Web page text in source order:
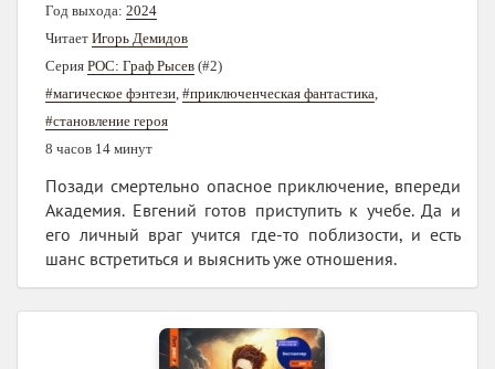
Год выхода: 2024
Читает Игорь Демидов
Серия РОС: Граф Рысев (#2)
#магическое фэнтези #приключенческая фантастика
#становление героя
8 часов 14 минут
Позади смертельно опасное приключение, впереди
Академия. Евгений готов приступить к учебе. Да и
его личный враг учится где-то поблизости, и есть
шанс встретиться и выяснить уже отношения.